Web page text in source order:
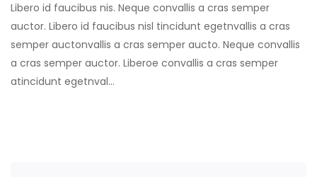
Libero id faucibus nis. Neque convallis a cras semper
auctor. Libero id faucibus nisl tincidunt egetnvallis a cras
semper auctonvallis a cras semper aucto. Neque convallis
a cras semper auctor. Liberoe convallis a cras semper
atincidunt egetnval…